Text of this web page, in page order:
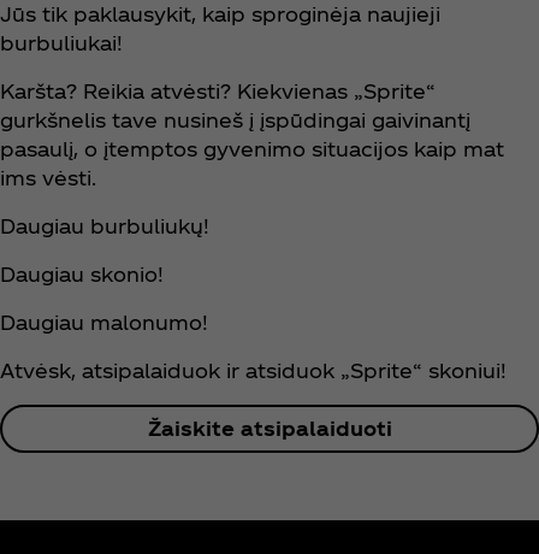
Jūs tik paklausykit, kaip sproginėja naujieji
burbuliukai!
Karšta? Reikia atvėsti? Kiekvienas „Sprite“
gurkšnelis tave nusineš į įspūdingai gaivinantį
pasaulį, o įtemptos gyvenimo situacijos kaip mat
ims vėsti.
Daugiau burbuliukų!
Daugiau skonio!
Daugiau malonumo!
Atvėsk, atsipalaiduok ir atsiduok „Sprite“ skoniui!
Žaiskite atsipalaiduoti